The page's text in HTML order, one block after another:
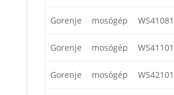
Gorenje mosógép WS41081
Gorenje mosógép WS41101
Gorenje mosógép WS42101